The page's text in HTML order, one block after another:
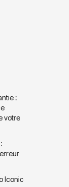
:
votre
Iconic